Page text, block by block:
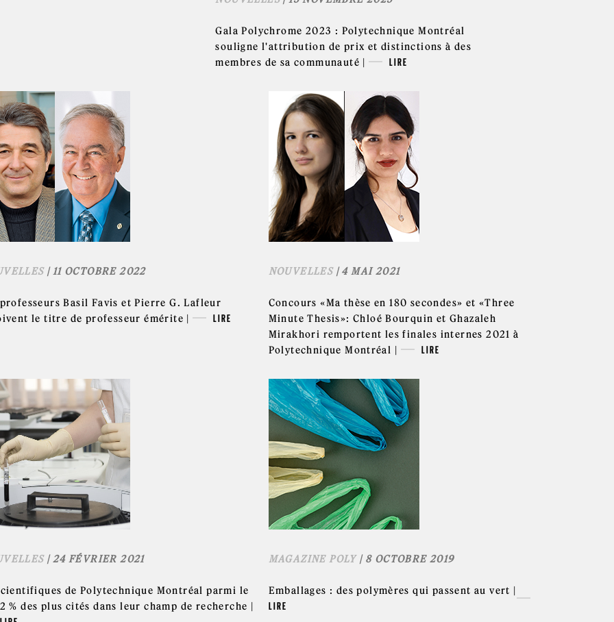
Gala Polychrome 2023 : Polytechnique Montréal
souligne l'attribution de prix et distinctions à des
membres de sa communauté |
LIRE
| 11 OCTOBRE 2022
Basil Favis et Pierre G. Lafleur
le titre de professeur émérite |
LIRE
NOUVELLES| 4 MAI 2021
Concours «Ma thèse en 180 secondes» et «Three
Minute Thesis»: Chloé Bourquin et Ghazaleh
Mirakhori remportent les finales internes 2021 à
Polytechnique Montréal |
LIRE
| 24 FÉVRIER 2021
de Polytechnique Montréal parmi le
% des plus cités dans leur champ de recherche |
MAGAZINE POLY| 8 OCTOBRE 2019
Emballages : des polymères qui passent au vert |
LIRE